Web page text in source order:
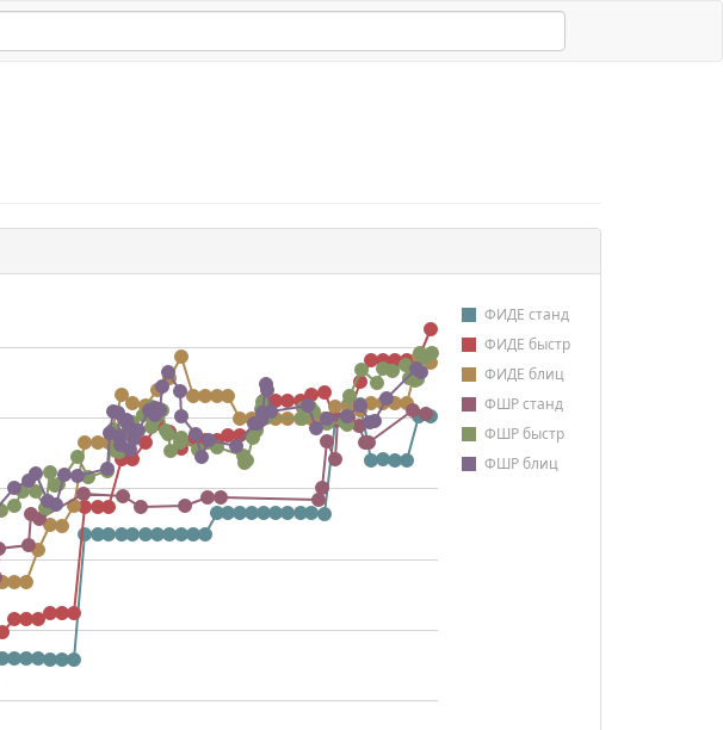
ФИДЕ станд
ФИДЕ быстр
ФИДЕ блиц
ФШР станд
ФШР быстр
ФШР блиц